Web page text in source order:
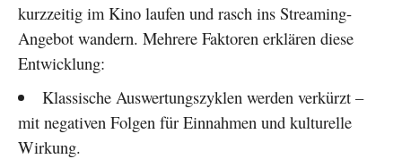
kurzzeitig im Kino laufen und rasch ins Streaming-
Angebot wandern. Mehrere Faktoren erklären diese
Entwicklung:
Klassische Auswertungszyklen werden verkürzt –
mit negativen Folgen für Einnahmen und kulturelle
Wirkung.